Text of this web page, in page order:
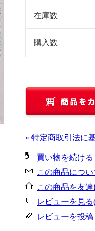
在庫数
購入数
» 特定商取引法に
買い物を続ける
この商品につ
この商品を友
レビューを見る
レビューを投稿